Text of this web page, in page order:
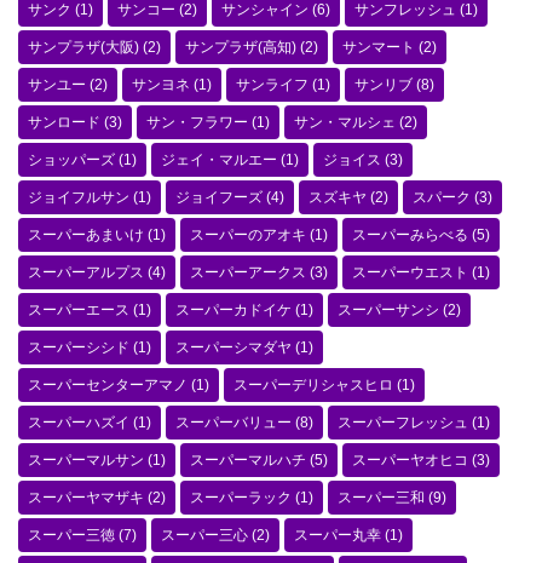
サンク (1) サンコー (2) サンシャイン (6) サンフレッシュ (1)
サンプラザ(大阪) (2) サンプラザ(高知) (2) サンマート (2)
サンユー (2) サンヨネ (1) サンライフ (1) サンリブ (8)
サンロード (3) サン・フラワー (1) サン・マルシェ (2)
ショッパーズ (1) ジェイ・マルエー (1) ジョイス (3)
ジョイフルサン (1) ジョイフーズ (4) スズキヤ (2) スパーク (3)
スーパーあまいけ (1) スーパーのアオキ (1) スーパーみらべる (5)
スーパーアルプス (4) スーパーアークス (3) スーパーウエスト (1)
スーパーエース (1) スーパーカドイケ (1) スーパーサンシ (2)
スーパーシシド (1) スーパーシマダヤ (1)
スーパーセンターアマノ (1) スーパーデリシャスヒロ (1)
スーパーハズイ (1) スーパーバリュー (8) スーパーフレッシュ (1)
スーパーマルサン (1) スーパーマルハチ (5) スーパーヤオヒコ (3)
スーパーヤマザキ (2) スーパーラック (1) スーパー三和 (9)
スーパー三徳 (7) スーパー三心 (2) スーパー丸幸 (1)